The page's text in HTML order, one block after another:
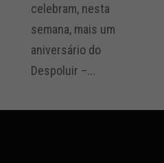
celebram, nesta
semana, mais um
aniversário do
Despoluir –...